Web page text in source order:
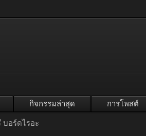
กิจกรรมล่าสุด การโพสต์
บอร์ดไรอะ